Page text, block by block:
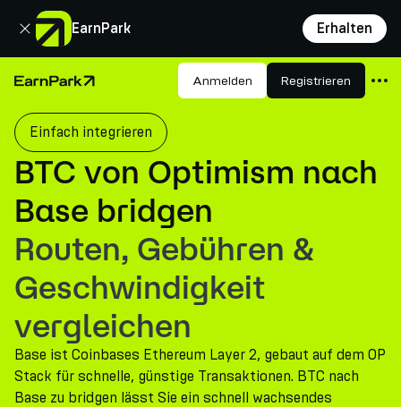
EarnPark Erhalten
Schließen
Startseite Anmelden Registrieren
Produkte
Märkte
Rechner
PARK Token
Ressourcen
Unternehmen
Einfach integrieren
BTC von Optimism nach
Base bridgen
Routen, Gebühren &
Geschwindigkeit
vergleichen
Base ist Coinbases Ethereum Layer 2, gebaut auf dem OP
Stack für schnelle, günstige Transaktionen. BTC nach
Base zu bridgen lässt Sie ein schnell wachsendes